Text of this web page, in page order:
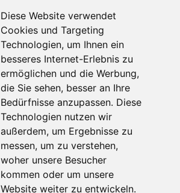
Diese Website verwendet
Cookies und Targeting
Technologien, um Ihnen ein
besseres Internet-Erlebnis zu
ermöglichen und die Werbung,
die Sie sehen, besser an Ihre
Bedürfnisse anzupassen. Diese
Technologien nutzen wir
außerdem, um Ergebnisse zu
messen, um zu verstehen,
woher unsere Besucher
kommen oder um unsere
Website weiter zu entwickeln.
Grüsgen Reisen
GmbH
Telefon 0 22 27 /